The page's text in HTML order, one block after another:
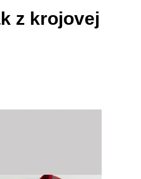
z krojovej